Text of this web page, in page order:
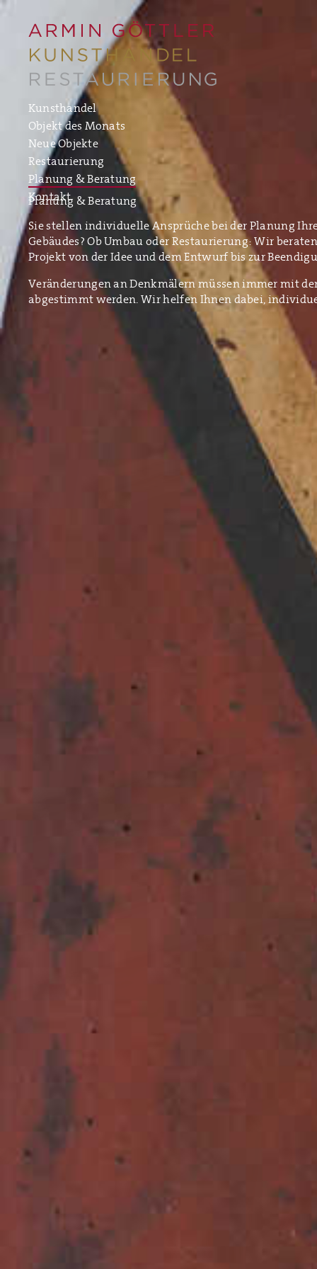
Kunsthandel
Objekt des Monats
Neue Objekte
Restaurierung
Planung & Beratung
Kontakt
Planung & Beratung
Sie stellen individuelle Ansprüche bei der Planung
Gebäudes? Ob Umbau oder Restaurierung: Wir
Projekt von der Idee und dem Entwurf bis zur
Veränderungen an Denkmälern müssen immer mit
abgestimmt werden. Wir helfen Ihnen dabei,